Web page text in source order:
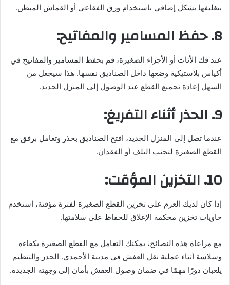
بتغليفها بشكل إضافي باستخدام ورق الفقاعي أو القماش المبطن.
8. حفظ المسامير والمفاتيح:
عند فك الأثاث أو الأجزاء الصغيرة، قم بحفظ المسامير والمفاتيح في
أكياس بلاستيكية وضعها داخل الصناديق نفسها. هذا سيجعل من
السهل إعادة تجميع القطع عند الوصول إلى المنزل الجديد.
9. الحذر أثناء التفريغ:
عندما تصل إلى المنزل الجديد، افتح الصناديق بحذر وتعامل برفق مع
القطع الصغيرة لتجنب التلف أو الفقدان.
10. التخزين المؤقت:
إذا كان لديك العزم على تخزين القطع الصغيرة لفترة مؤقتة، استخدم
حاويات تخزين محكمة الإغلاق للحفاظ على سلامتها.
مع مراعاة هذه النصائح، يمكنك التعامل مع القطع الصغيرة بكفاءة
وسلاسة أثناء عملية نقل العفش في مدينة الأحمدي. الحذر والتنظيم
يلعبان دورًا مهمًا في ضمان وصول العفش بأمان إلى وجهته الجديدة.